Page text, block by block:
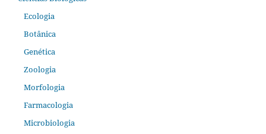
Ecologia
Botânica
Genética
Zoologia
Morfologia
Farmacologia
Microbiologia